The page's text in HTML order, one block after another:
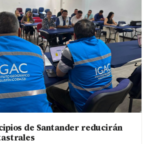
de Santander reducirán